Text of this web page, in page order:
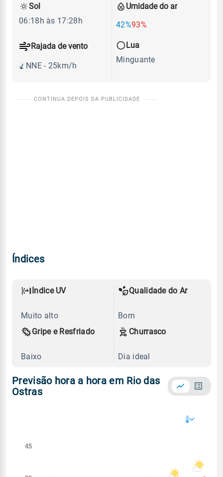
Umidade do ar
42%93%
Rajada de vento
NNE - 25km/h
Sol
06:18h às 17:28h
Lua
Minguante
Índices
Índice UV
Muito alto
Qualidade do Ar
Bom
Gripe e Resfriado
Baixo
Churrasco
Dia ideal
Previsão hora a hora em Rio das
Ostras